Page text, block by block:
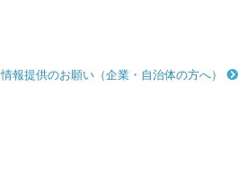
情報提供のお願い（企業・自治体の方へ）